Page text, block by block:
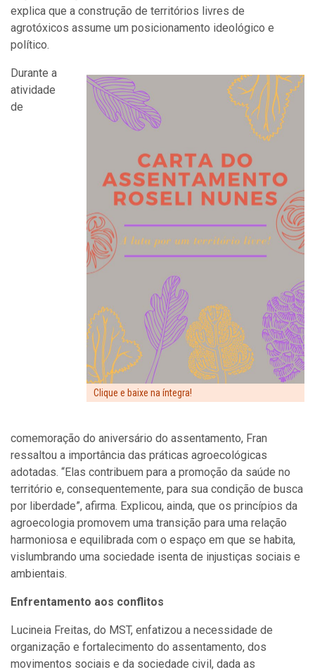
explica que a construção de territórios livres de
agrotóxicos assume um posicionamento ideológico e
político.
Clique e baixe na íntegra!
Durante a
atividade
de
comemoração do aniversário do assentamento, Fran
ressaltou a importância das práticas agroecológicas
adotadas. “Elas contribuem para a promoção da saúde no
território e, consequentemente, para sua condição de busca
por liberdade”, afirma. Explicou, ainda, que os princípios da
agroecologia promovem uma transição para uma relação
harmoniosa e equilibrada com o espaço em que se habita,
vislumbrando uma sociedade isenta de injustiças sociais e
ambientais.
Enfrentamento aos conflitos
Lucineia Freitas, do MST, enfatizou a necessidade de
organização e fortalecimento do assentamento, dos
movimentos sociais e da sociedade civil, dada as